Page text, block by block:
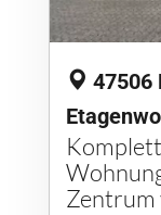
47506
Zentrum